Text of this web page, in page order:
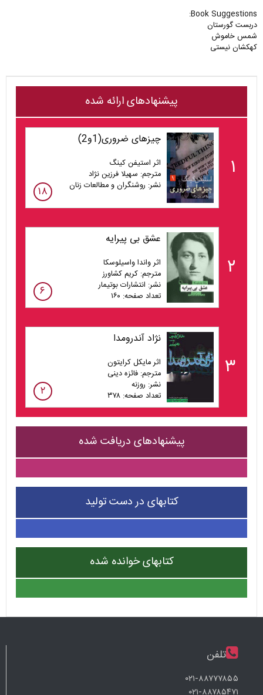
Book Suggestions:
کهکشان نیستی
پیشنهادهای ارائه شده
۱
چیزهای ضروری(1و2)
اثر استیفن کینگ
مترجم: سهیلا فرزین نژاد
نشر: روشنگران و مطالعات زنان
۱۸
۲
عشق بی پیرایه
اثر واندا واسیلوسکا
مترجم: کریم کشاورز
نشر: انتشارات بوتیمار
تعداد صفحه: ۱۶۰
۶
۳
نژاد آندرومدا
اثر مایکل کرایتون
مترجم: فائزه دینی
نشر: روزنه
تعداد صفحه: ۳۷۸
۲
پیشنهادهای دریافت شده
کتابهای در دست تولید
کتابهای خوانده شده
تلفن
۰۲۱-۸۸۷۷۷۸۵۵